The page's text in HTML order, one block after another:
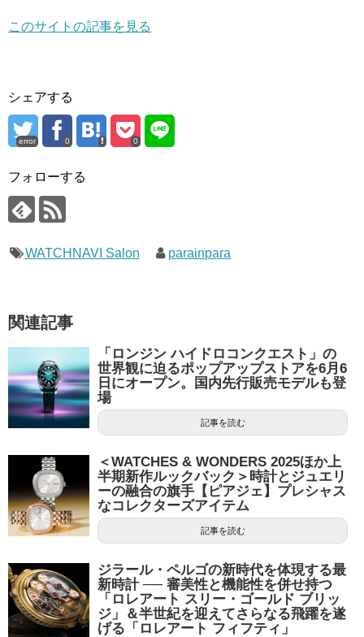
このサイトの記事を見る
シェアする
error 0 0
フォローする
WATCHNAVI Salon parainpara
関連記事
「ロンジン ハイドロコンクエスト」の
世界観に迫るポップアップストアを6月6
日にオープン。国内先行販売モデルも登
場
記事を読む
＜WATCHES & WONDERS 2025ほか上
半期新作ルックバック＞時計とジュエリ
ーの融合の旗手【ピアジェ】プレシャス
なコレクターズアイテム
記事を読む
ジラール・ペルゴの新時代を体現する最
新時計 ── 審美性と機能性を併せ持つ
「ロレアート スリー・ゴールド ブリッ
ジ」＆半世紀を迎えてさらなる飛躍を遂
げる「ロレアート フィフティ」